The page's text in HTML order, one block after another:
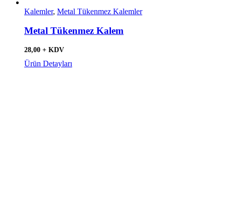
Kalemler, Metal Tükenmez Kalemler
Metal Tükenmez Kalem
28,00 + KDV
Ürün Detayları